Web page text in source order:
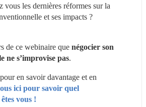
vous les dernières réformes sur la
et ses impacts ?
de ce webinaire que négocier son
ne s’improvise pas.
en savoir davantage et en
ici pour savoir quel
vous !